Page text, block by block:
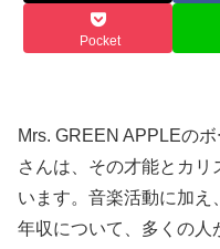
Pocket
Mrs. GREEN APPLEの
さんは、その才能とカ
います。音楽活動に加
年収について、多くの人